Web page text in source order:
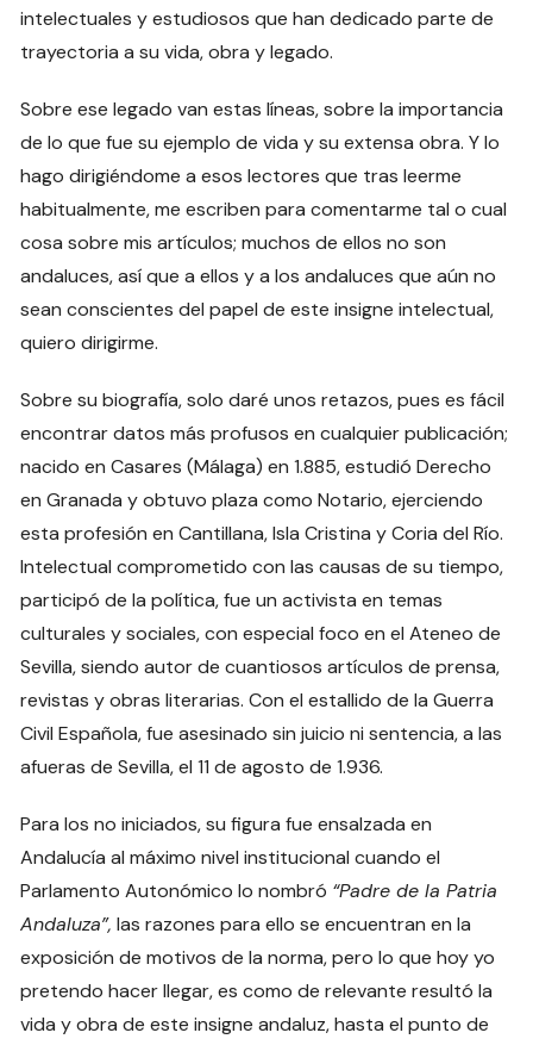
intelectuales y estudiosos que han dedicado parte de
trayectoria a su vida, obra y legado.
Sobre ese legado van estas líneas, sobre la importancia
de lo que fue su ejemplo de vida y su extensa obra. Y lo
hago dirigiéndome a esos lectores que tras leerme
habitualmente, me escriben para comentarme tal o cual
cosa sobre mis artículos; muchos de ellos no son
andaluces, así que a ellos y a los andaluces que aún no
sean conscientes del papel de este insigne intelectual,
quiero dirigirme.
Sobre su biografía, solo daré unos retazos, pues es fácil
encontrar datos más profusos en cualquier publicación;
nacido en Casares (Málaga) en 1.885, estudió Derecho
en Granada y obtuvo plaza como Notario, ejerciendo
esta profesión en Cantillana, Isla Cristina y Coria del Río.
Intelectual comprometido con las causas de su tiempo,
participó de la política, fue un activista en temas
culturales y sociales, con especial foco en el Ateneo de
Sevilla, siendo autor de cuantiosos artículos de prensa,
revistas y obras literarias. Con el estallido de la Guerra
Civil Española, fue asesinado sin juicio ni sentencia, a las
afueras de Sevilla, el 11 de agosto de 1.936.
Para los no iniciados, su figura fue ensalzada en
Andalucía al máximo nivel institucional cuando el
Parlamento Autonómico lo nombró “Padre de la Patria
Andaluza”, las razones para ello se encuentran en la
exposición de motivos de la norma, pero lo que hoy yo
pretendo hacer llegar, es como de relevante resultó la
vida y obra de este insigne andaluz, hasta el punto de